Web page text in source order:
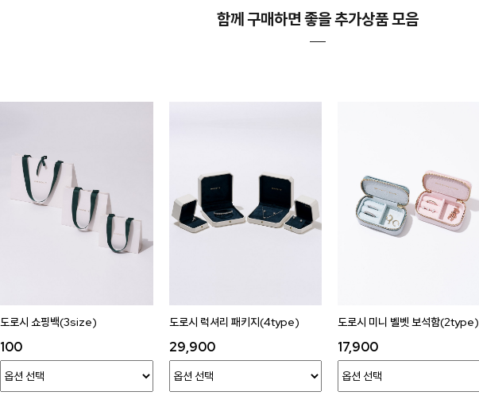
함께 구매하면 좋을 추가상품 모음
도로시 쇼핑백(3size)
100
도로시 럭셔리 패키지(4type)
29,900
도로시 미니 벨벳 보석함(2type)
17,900